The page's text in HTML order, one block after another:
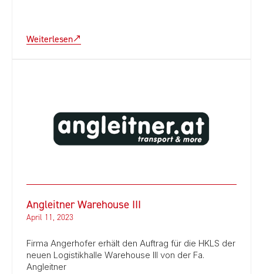
Weiterlesen
Angleitner Warehouse III
April 11, 2023
Firma Angerhofer erhält den Auftrag für die HKLS der
neuen Logistikhalle Warehouse III von der Fa.
Angleitner